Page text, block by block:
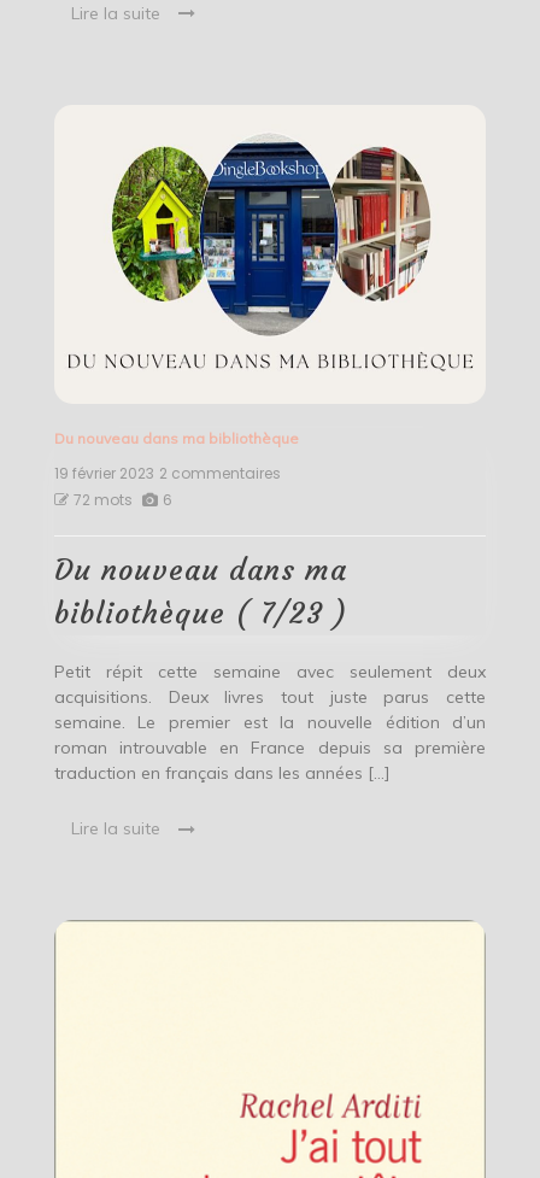
Lire la suite
Du nouveau dans ma bibliothèque
19 février 2023 2 commentaires
bibliothèque
(
7/23
72 mots 6
Du nouveau dans ma
bibliothèque ( 7/23 )
Petit répit cette semaine avec seulement deux
acquisitions. Deux livres tout juste parus cette
semaine. Le premier est la nouvelle édition d’un
roman introuvable en France depuis sa première
traduction en français dans les années […]
Lire la suite